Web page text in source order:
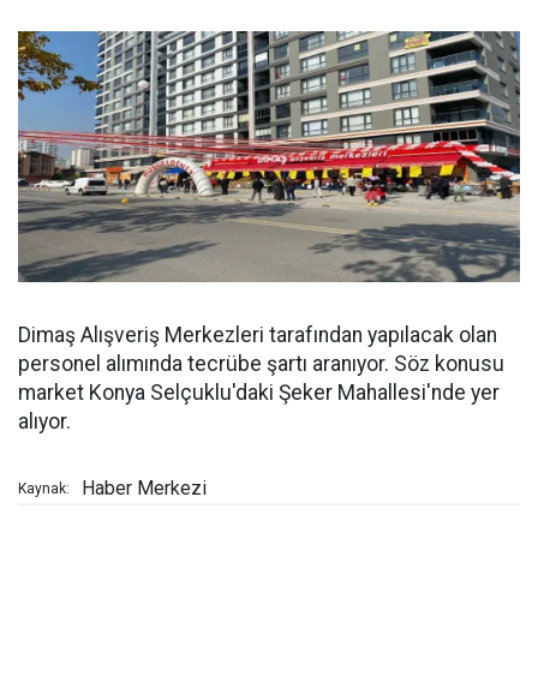
Dimaş Alışveriş Merkezleri tarafından yapılacak olan
personel alımında tecrübe şartı aranıyor. Söz konusu
market Konya Selçuklu'daki Şeker Mahallesi'nde yer
alıyor.
Kaynak: Haber Merkezi